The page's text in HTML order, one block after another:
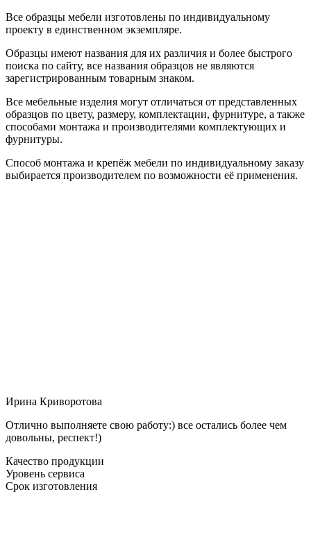
Все образцы мебели изготовлены по индивидуальному
проекту в единственном экземпляре.
Образцы имеют названия для их различия и более быстрого
поиска по сайту, все названия образцов не являются
зарегистрированным товарным знаком.
Все мебельные изделия могут отличаться от представленных
образцов по цвету, размеру, комплектации, фурнитуре, а также
способами монтажа и производителями комплектующих и
фурнитуры.
Способ монтажа и крепёж мебели по индивидуальному заказу
выбирается производителем по возможности её применения.
Ирина Криворотова
Отлично выполняете свою работу:) все остались более чем
довольны, респект!)
Качество продукции
Уровень сервиса
Срок изготовления